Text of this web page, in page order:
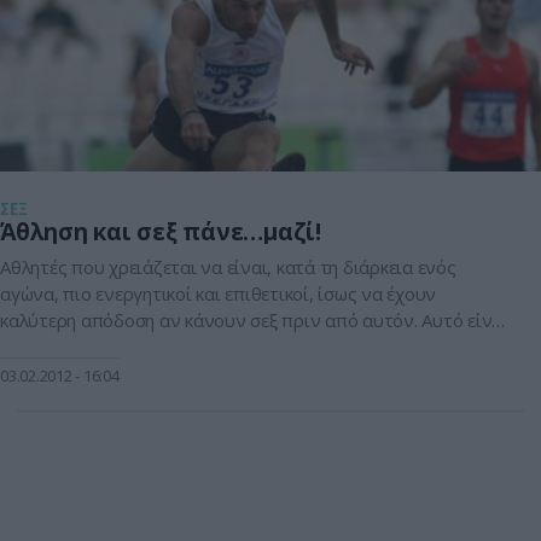
ΣΕΞ
Άθληση και σεξ πάνε…μαζί!
Αθλητές που χρειάζεται να είναι, κατά τη διάρκεια ενός
αγώνα, πιο ενεργητικοί και επιθετικοί, ίσως να έχουν
καλύτερη απόδοση αν κάνουν σεξ πριν από αυτόν. Αυτό είναι
Clinical Journal of Sports Medicine, και έρχεται σε αντίθεση με
03.02.2012 16:04